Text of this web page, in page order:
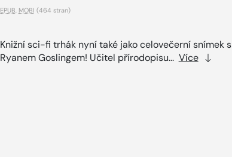
EPUB MOBI (464 stran)
Knižní sci-fi trhák nyní také jako celovečerní snímek s
Ryanem Goslingem! Učitel přírodopisu... Více